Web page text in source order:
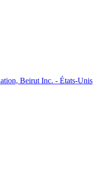
Beirut Inc. - États-Unis